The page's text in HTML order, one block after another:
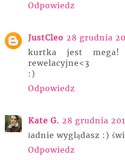
Odpowiedz
JustCleo 28 grudnia
kurtka jest
rewelacyjne<3
:)
Odpowiedz
Kate G. 28 grudnia
ładnie wyglądasz :)
Odpowiedz